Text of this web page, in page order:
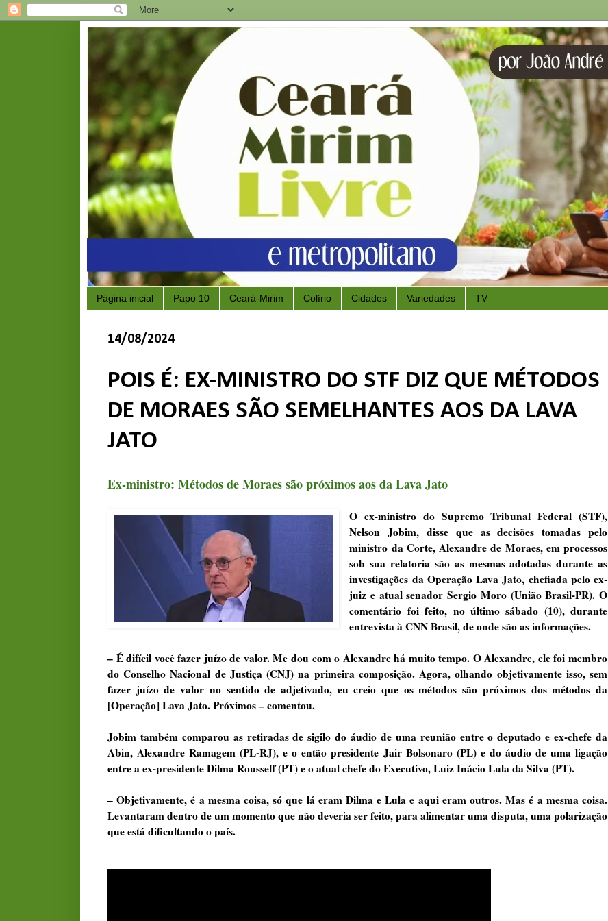
Página inicial Papo 10 Ceará-Mirim Colírio Cidades Variedades TV
14/08/2024
POIS É: EX-MINISTRO DO STF DIZ QUE MÉTODOS
DE MORAES SÃO SEMELHANTES AOS DA LAVA
JATO
Ex-ministro: Métodos de Moraes são próximos aos da Lava Jato
O ex-ministro do Supremo Tribunal Federal (STF),
Nelson Jobim, disse que as decisões tomadas pelo
ministro da Corte, Alexandre de Moraes, em processos
sob sua relatoria são as mesmas adotadas durante as
investigações da Operação Lava Jato, chefiada pelo ex-
juiz e atual senador Sergio Moro (União Brasil-PR). O
comentário foi feito, no último sábado (10), durante
entrevista à CNN Brasil, de onde são as informações.
– É difícil você fazer juízo de valor. Me dou com o Alexandre há muito tempo. O Alexandre, ele foi membro
do Conselho Nacional de Justiça (CNJ) na primeira composição. Agora, olhando objetivamente isso, sem
fazer juízo de valor no sentido de adjetivado, eu creio que os métodos são próximos dos métodos da
[Operação] Lava Jato. Próximos – comentou.
Jobim também comparou as retiradas de sigilo do áudio de uma reunião entre o deputado e ex-chefe da
Abin, Alexandre Ramagem (PL-RJ), e o então presidente Jair Bolsonaro (PL) e do áudio de uma ligação
entre a ex-presidente Dilma Rousseff (PT) e o atual chefe do Executivo, Luiz Inácio Lula da Silva (PT).
– Objetivamente, é a mesma coisa, só que lá eram Dilma e Lula e aqui eram outros. Mas é a mesma coisa.
Levantaram dentro de um momento que não deveria ser feito, para alimentar uma disputa, uma polarização
que está dificultando o país.